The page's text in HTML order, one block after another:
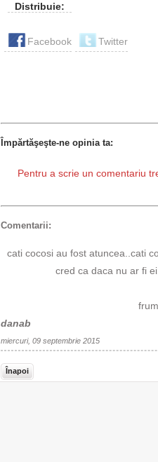
Distribuie:
Facebook Twitter
Împărtăşeşte-ne opinia ta:
Pentru a scrie un comentariu
Comentarii:
cati cocosi au fost atuncea..cati
cred ca daca nu ar fi
danab
miercuri, 09 septembrie 2015
Înapoi